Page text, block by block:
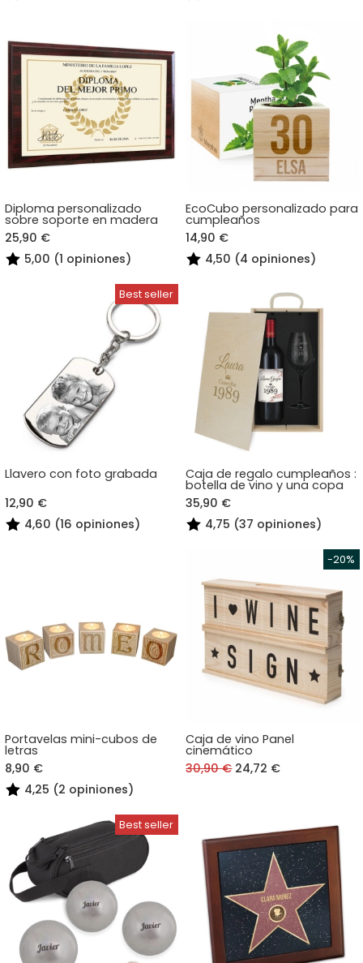
Diploma personalizado
sobre soporte en madera
25,90 €
5,00 (1 opiniones)
EcoCubo personalizado para
cumpleaños
14,90 €
4,50 (4 opiniones)
Llavero con foto grabada
12,90 €
4,60 (16 opiniones)
Caja de regalo cumpleaños :
botella de vino y una copa
35,90 €
4,75 (37 opiniones)
Portavelas mini-cubos de
letras
8,90 €
4,25 (2 opiniones)
Caja de vino Panel
cinemático
30,90 €24,72 €